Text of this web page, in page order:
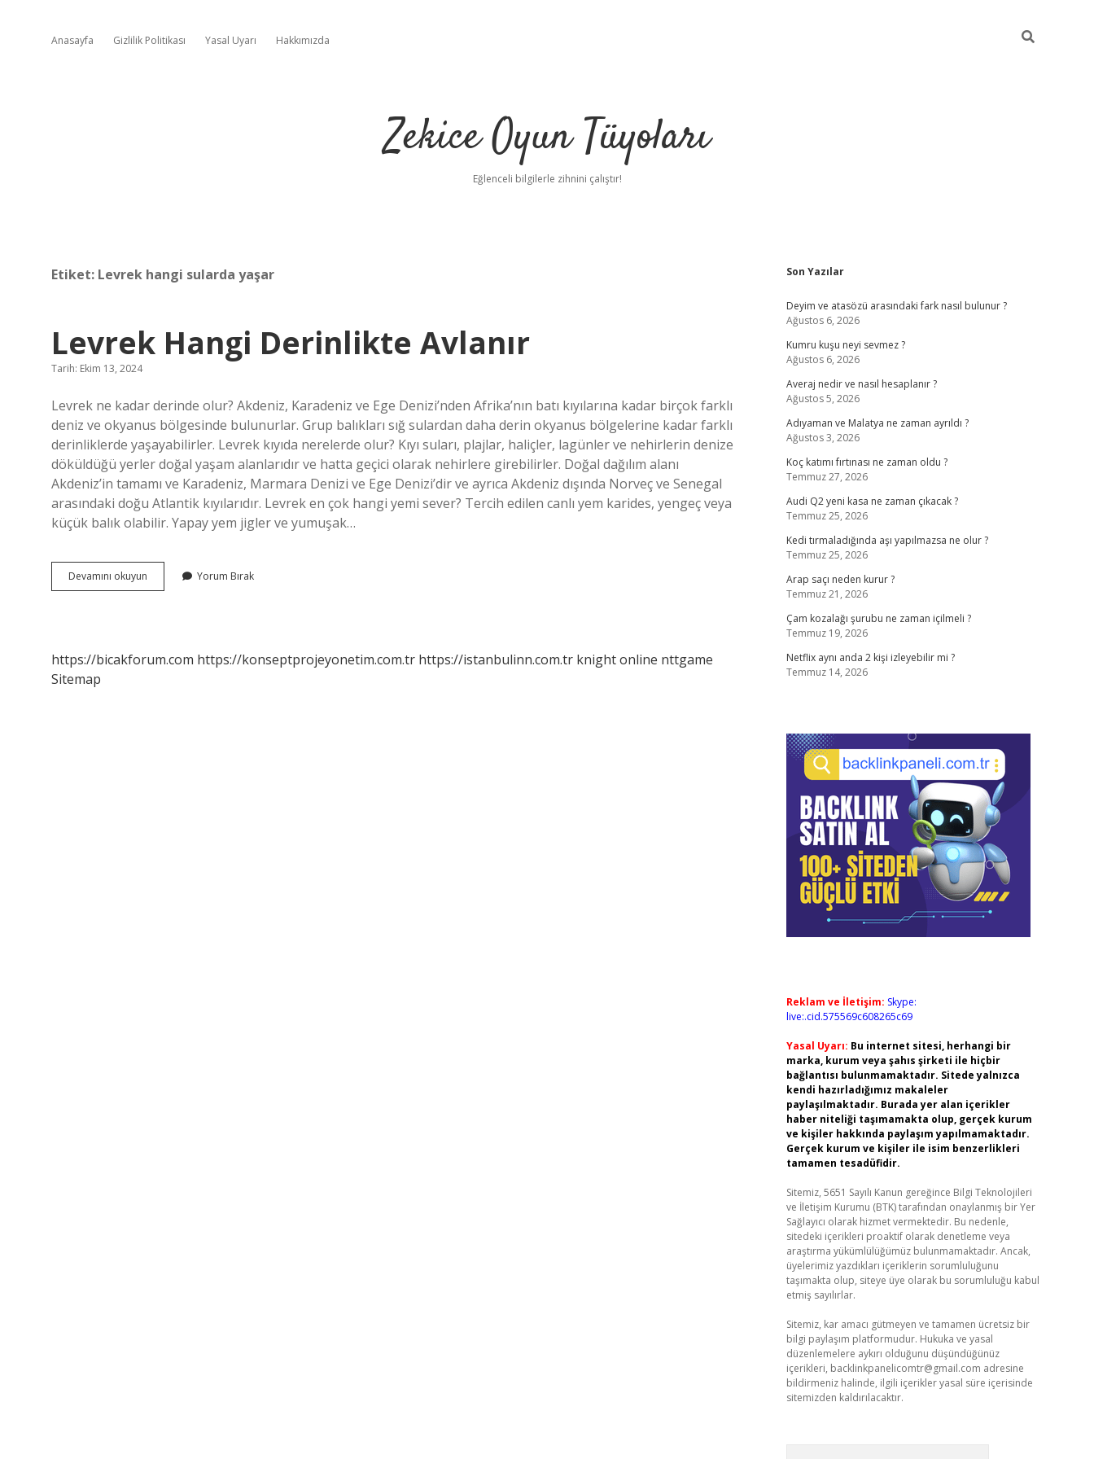
Anasayfa Gizlilik Politikası Yasal Uyarı Hakkımızda
Zekice Oyun Tüyoları
Eğlenceli bilgilerle zihnini çalıştır!
Etiket: Levrek hangi sularda yaşar
Levrek Hangi Derinlikte Avlanır
Tarih: Ekim 13, 2024
Levrek ne kadar derinde olur? Akdeniz, Karadeniz ve Ege Denizi’nden Afrika’nın batı kıyılarına kadar birçok farklı
deniz ve okyanus bölgesinde bulunurlar. Grup balıkları sığ sulardan daha derin okyanus bölgelerine kadar farklı
derinliklerde yaşayabilirler. Levrek kıyıda nerelerde olur? Kıyı suları, plajlar, haliçler, lagünler ve nehirlerin denize
döküldüğü yerler doğal yaşam alanlarıdır ve hatta geçici olarak nehirlere girebilirler. Doğal dağılım alanı
Akdeniz’in tamamı ve Karadeniz, Marmara Denizi ve Ege Denizi’dir ve ayrıca Akdeniz dışında Norveç ve Senegal
arasındaki doğu Atlantik kıyılarıdır. Levrek en çok hangi yemi sever? Tercih edilen canlı yem karides, yengeç veya
küçük balık olabilir. Yapay yem jigler ve yumuşak…
Devamını okuyun
Hangi
Yorum Bırak
https://bicakforum.com https://konseptprojeyonetim.com.tr https://istanbulinn.com.tr knight online nttgame
Sitemap
Sidebar
Son Yazılar
Deyim ve atasözü arasındaki fark nasıl bulunur ?
Ağustos 6, 2026
Kumru kuşu neyi sevmez ?
Ağustos 6, 2026
Averaj nedir ve nasıl hesaplanır ?
Ağustos 5, 2026
Adıyaman ve Malatya ne zaman ayrıldı ?
Ağustos 3, 2026
Koç katımı fırtınası ne zaman oldu ?
Temmuz 27, 2026
Audi Q2 yeni kasa ne zaman çıkacak ?
Temmuz 25, 2026
Kedi tırmaladığında aşı yapılmazsa ne olur ?
Temmuz 25, 2026
Arap saçı neden kurur ?
Temmuz 21, 2026
Çam kozalağı şurubu ne zaman içilmeli ?
Temmuz 19, 2026
Netflix aynı anda 2 kişi izleyebilir mi ?
Temmuz 14, 2026
Reklam ve İletişim: Skype:
live:.cid.575569c608265c69
Yasal Uyarı: Bu internet sitesi, herhangi bir
marka, kurum veya şahıs şirketi ile hiçbir
bağlantısı bulunmamaktadır. Sitede yalnızca
kendi hazırladığımız makaleler
paylaşılmaktadır. Burada yer alan içerikler
haber niteliği taşımamakta olup, gerçek kurum
ve kişiler hakkında paylaşım yapılmamaktadır.
Gerçek kurum ve kişiler ile isim benzerlikleri
tamamen tesadüfidir.
Sitemiz, 5651 Sayılı Kanun gereğince Bilgi Teknolojileri
ve İletişim Kurumu (BTK) tarafından onaylanmış bir Yer
Sağlayıcı olarak hizmet vermektedir. Bu nedenle,
sitedeki içerikleri proaktif olarak denetleme veya
araştırma yükümlülüğümüz bulunmamaktadır. Ancak,
üyelerimiz yazdıkları içeriklerin sorumluluğunu
taşımakta olup, siteye üye olarak bu sorumluluğu kabul
etmiş sayılırlar.
Sitemiz, kar amacı gütmeyen ve tamamen ücretsiz bir
bilgi paylaşım platformudur. Hukuka ve yasal
düzenlemelere aykırı olduğunu düşündüğünüz
içerikleri, backlinkpanelicomtr@gmail.com adresine
bildirmeniz halinde, ilgili içerikler yasal süre içerisinde
sitemizden kaldırılacaktır.
vdcasino sitesi